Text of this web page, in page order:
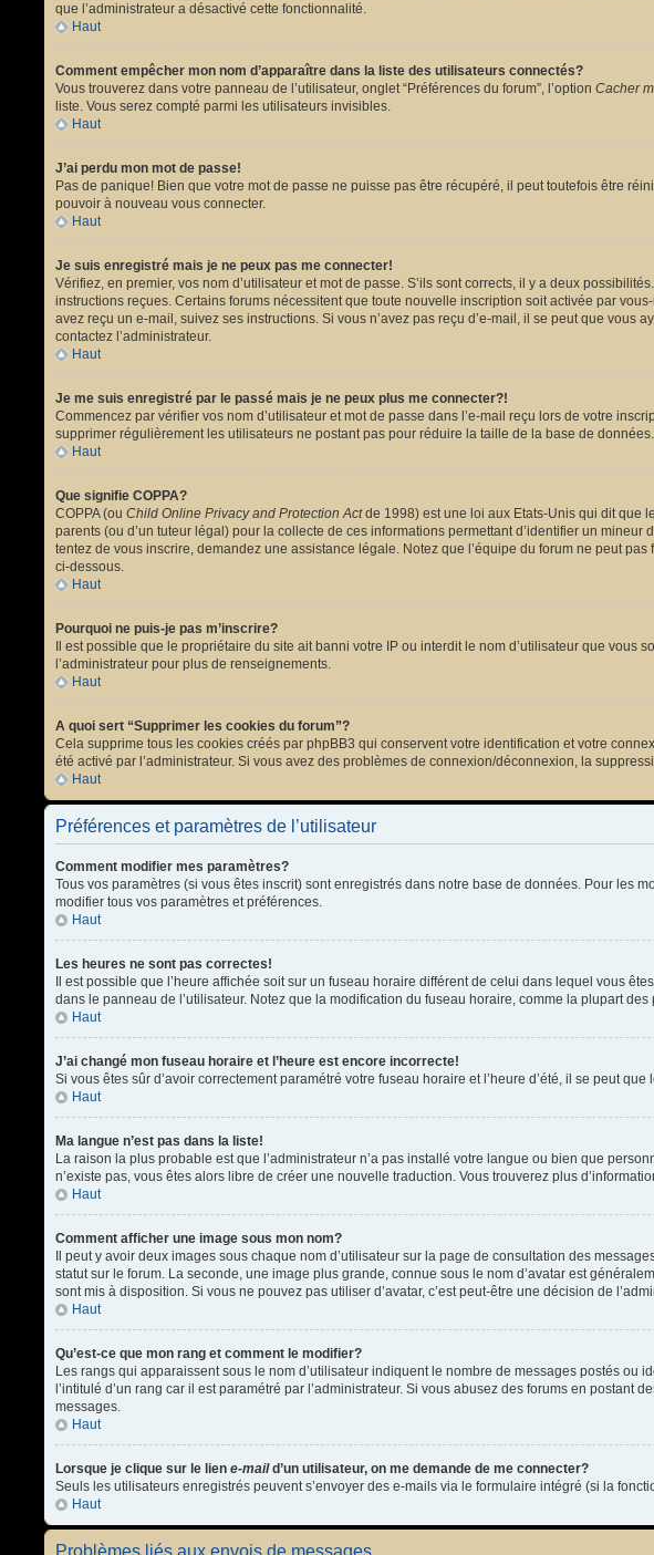
que l’administrateur a désactivé cette fonctionnalité.
Haut
Comment empêcher mon nom d’apparaître dans la liste des utilisateurs connectés?
Vous trouverez dans votre panneau de l’utilisateur, onglet “Préférences du forum”, l’option Cacher
liste. Vous serez compté parmi les utilisateurs invisibles.
Haut
J’ai perdu mon mot de passe!
Pas de panique! Bien que votre mot de passe ne puisse pas être récupéré, il peut toutefois être
pouvoir à nouveau vous connecter.
Haut
Je suis enregistré mais je ne peux pas me connecter!
Vérifiez, en premier, vos nom d’utilisateur et mot de passe. S’ils sont corrects, il y a deux
instructions reçues. Certains forums nécessitent que toute nouvelle inscription soit activée par
avez reçu un e-mail, suivez ses instructions. Si vous n’avez pas reçu d’e-mail, il se peut que
contactez l’administrateur.
Haut
Je me suis enregistré par le passé mais je ne peux plus me connecter?!
Commencez par vérifier vos nom d’utilisateur et mot de passe dans l’e-mail reçu lors de votre
supprimer régulièrement les utilisateurs ne postant pas pour réduire la taille de la base de
Haut
Que signifie COPPA?
COPPA (ou Child Online Privacy and Protection Actde 1998) est une loi aux Etats-Unis qui dit que
parents (ou d’un tuteur légal) pour la collecte de ces informations permettant d’identifier un
tentez de vous inscrire, demandez une assistance légale. Notez que l’équipe du forum ne peut
ci-dessous.
Haut
Pourquoi ne puis-je pas m’inscrire?
Il est possible que le propriétaire du site ait banni votre IP ou interdit le nom d’utilisateur que
l’administrateur pour plus de renseignements.
Haut
A quoi sert “Supprimer les cookies du forum”?
Cela supprime tous les cookies créés par phpBB3 qui conservent votre identification et votre
été activé par l’administrateur. Si vous avez des problèmes de connexion/déconnexion, la
Haut
Préférences et paramètres de l’utilisateur
Comment modifier mes paramètres?
Tous vos paramètres (si vous êtes inscrit) sont enregistrés dans notre base de données. Pour les
modifier tous vos paramètres et préférences.
Haut
Les heures ne sont pas correctes!
Il est possible que l’heure affichée soit sur un fuseau horaire différent de celui dans lequel vous
dans le panneau de l’utilisateur. Notez que la modification du fuseau horaire, comme la plupart
Haut
J’ai changé mon fuseau horaire et l’heure est encore incorrecte!
Si vous êtes sûr d’avoir correctement paramétré votre fuseau horaire et l’heure d’été, il se peut
Haut
Ma langue n’est pas dans la liste!
La raison la plus probable est que l’administrateur n’a pas installé votre langue ou bien que
n’existe pas, vous êtes alors libre de créer une nouvelle traduction. Vous trouverez plus
Haut
Comment afficher une image sous mon nom?
Il peut y avoir deux images sous chaque nom d’utilisateur sur la page de consultation des
statut sur le forum. La seconde, une image plus grande, connue sous le nom d’avatar est
sont mis à disposition. Si vous ne pouvez pas utiliser d’avatar, c’est peut-être une décision de
Haut
Qu’est-ce que mon rang et comment le modifier?
Les rangs qui apparaissent sous le nom d’utilisateur indiquent le nombre de messages postés
l’intitulé d’un rang car il est paramétré par l’administrateur. Si vous abusez des forums en
messages.
Haut
Lorsque je clique sur le lien e-maild’un utilisateur, on me demande de me connecter?
Seuls les utilisateurs enregistrés peuvent s’envoyer des e-mails via le formulaire intégré (si la
Haut
Problèmes liés aux envois de messages